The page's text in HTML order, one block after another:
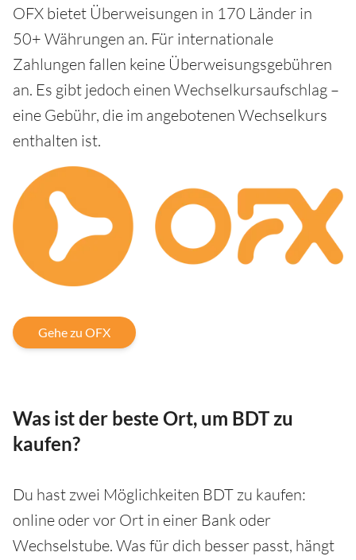
OFX bietet Überweisungen in 170 Länder in
50+ Währungen an. Für internationale
Zahlungen fallen keine Überweisungsgebühren
an. Es gibt jedoch einen Wechselkursaufschlag –
eine Gebühr, die im angebotenen Wechselkurs
enthalten ist.
Gehe zu OFX
Was ist der beste Ort, um BDT zu
kaufen?
Du hast zwei Möglichkeiten BDT zu kaufen:
online oder vor Ort in einer Bank oder
Wechselstube. Was für dich besser passt, hängt